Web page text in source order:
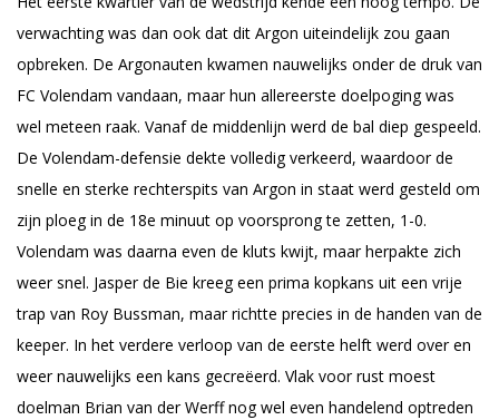
verwachting was dan ook dat dit Argon uiteindelijk zou gaan
opbreken. De Argonauten kwamen nauwelijks onder de druk van
FC Volendam vandaan, maar hun allereerste doelpoging was
wel meteen raak. Vanaf de middenlijn werd de bal diep gespeeld.
De Volendam-defensie dekte volledig verkeerd, waardoor de
snelle en sterke rechterspits van Argon in staat werd gesteld om
zijn ploeg in de 18e minuut op voorsprong te zetten, 1-0.
Volendam was daarna even de kluts kwijt, maar herpakte zich
weer snel. Jasper de Bie kreeg een prima kopkans uit een vrije
trap van Roy Bussman, maar richtte precies in de handen van de
keeper. In het verdere verloop van de eerste helft werd over en
weer nauwelijks een kans gecreëerd. Vlak voor rust moest
doelman Brian van der Werff nog wel even handelend optreden